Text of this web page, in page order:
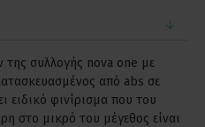
συλλογής nova one με
από abs σε
ειδικό φινίρισμα που του
στο μικρό του μέγεθος είναι